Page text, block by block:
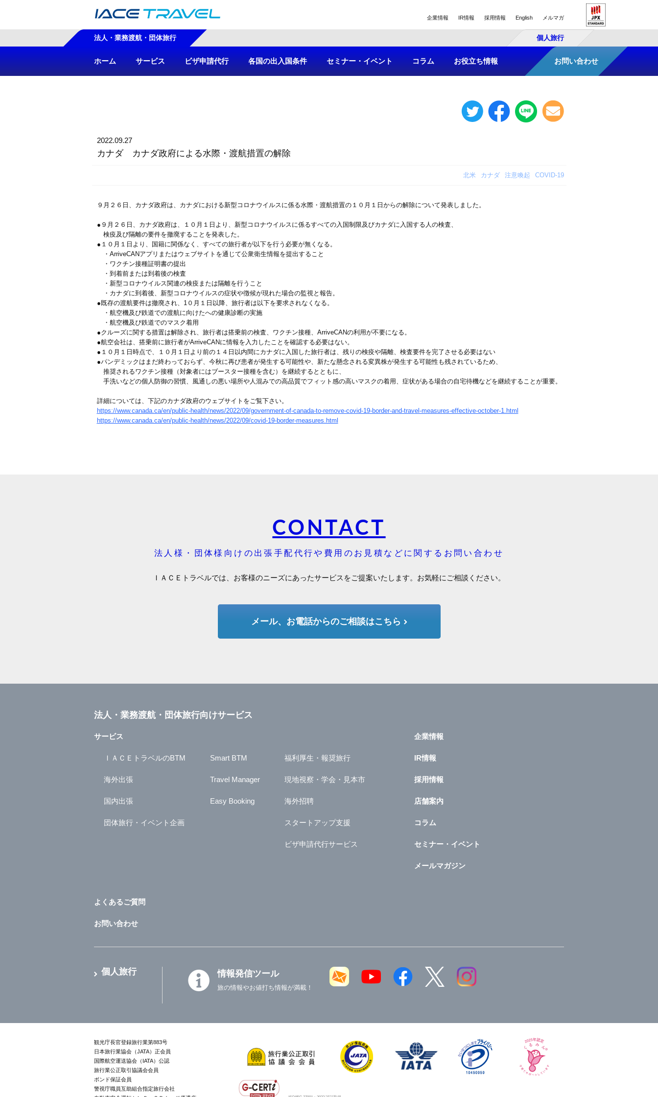
企業情報 IR情報 採用情報 English メルマガ
法人・業務渡航・団体旅行 個人旅行
ホーム サービス ビザ申請代行 各国の出入国条件 セミナー・イベント コラム お役立ち情報 お問い合わせ
2022.09.27
カナダ カナダ政府による水際・渡航措置の解除
北米 カナダ 注意喚起 COVID-19
９月２６日、カナダ政府は、カナダにおける新型コロナウイルスに係る水際・渡航措置の１０月１日からの解除について発表しました。
●９月２６日、カナダ政府は、１０月１日より、新型コロナウイルスに係るすべての入国制限及びカナダに入国する人の検査、
検疫及び隔離の要件を撤廃することを発表した。
●１０月１日より、国籍に関係なく、すべての旅行者が以下を行う必要が無くなる。
・ArriveCANアプリまたはウェブサイトを通じて公衆衛生情報を提出すること
・ワクチン接種証明書の提出
・到着前または到着後の検査
・新型コロナウイルス関連の検疫または隔離を行うこと
・カナダに到着後、新型コロナウイルスの症状や徴候が現れた場合の監視と報告。
●既存の渡航要件は撤廃され、1０月１日以降、旅行者は以下を要求されなくなる。
・航空機及び鉄道での渡航に向けたへの健康診断の実施
・航空機及び鉄道でのマスク着用
●クルーズに関する措置は解除され、旅行者は搭乗前の検査、ワクチン接種、ArriveCANの利用が不要になる。
●航空会社は、搭乗前に旅行者がArriveCANに情報を入力したことを確認する必要はない。
●１０月１日時点で、１０月１日より前の１４日以内間にカナダに入国した旅行者は、残りの検疫や隔離、検査要件を完了させる必要はない
●パンデミックはまだ終わっておらず、今秋に再び患者が発生する可能性や、新たな懸念される変異株が発生する可能性も残されているため、
推奨されるワクチン接種（対象者にはブースター接種を含む）を継続するとともに、
手洗いなどの個人防御の習慣、風通しの悪い場所や人混みでの高品質でフィット感の高いマスクの着用、症状がある場合の自宅待機などを継続することが重要。
詳細については、下記のカナダ政府のウェブサイトをご覧下さい。
https://www.canada.ca/en/public-health/news/2022/09/government-of-canada-to-remove-covid-19-border-and-travel-measures-effective-october-1.html
https://www.canada.ca/en/public-health/news/2022/09/covid-19-border-measures.html
CONTACT
法人様・団体様向けの出張手配代行や費用のお見積などに関するお問い合わせ
ＩＡＣＥトラベルでは、お客様のニーズにあったサービスをご提案いたします。お気軽にご相談ください。
メール、お電話からのご相談はこちら
法人・業務渡航・団体旅行向けサービス
サービス
ＩＡＣＥトラベルのBTM
海外出張
国内出張
団体旅行・イベント企画
Smart BTM
Travel Manager
Easy Booking
福利厚生・報奨旅行
現地視察・学会・見本市
海外招聘
スタートアップ支援
ビザ申請代行サービス
企業情報
IR情報
採用情報
店舗案内
コラム
セミナー・イベント
メールマガジン
よくあるご質問
お問い合わせ
個人旅行 情報発信ツール
旅の情報やお値打ち情報が満載！
観光庁長官登録旅行業第883号
日本旅行業協会（JATA）正会員
国際航空運送協会（IATA）公認
旅行業公正取引協議会会員
ボンド保証会員
警視庁職員互助組合指定旅行会社